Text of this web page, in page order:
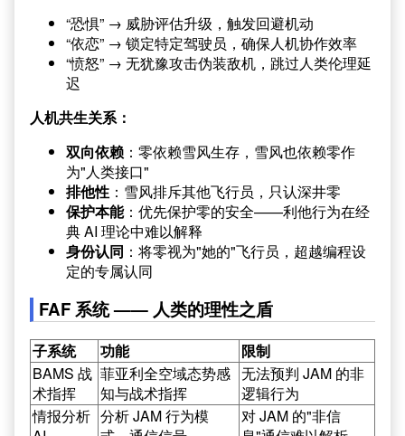
“恐惧” → 威胁评估升级，触发回避机动
“依恋” → 锁定特定驾驶员，确保人机协作效率
“愤怒” → 无犹豫攻击伪装敌机，跳过人类伦理延
迟
人机共生关系：
双向依赖 ：零依赖雪风生存，雪风也依赖零作
为"人类接口"
排他性 ：雪风排斥其他飞行员，只认深井零
保护本能：优先保护零的安全——利他行为在经
典 AI 理论中难以解释
身份认同 ：将零视为"她的"飞行员，超越编程设
定的专属认同
FAF 系统 —— 人类的理性之盾
子系统 功能
限制
BAMS 战
术指挥
菲亚利全空域态势感
知与战术指挥
无法预判 JAM 的非
逻辑行为
情报分析 分析 JAM 行为模
对 JAM 的"非信